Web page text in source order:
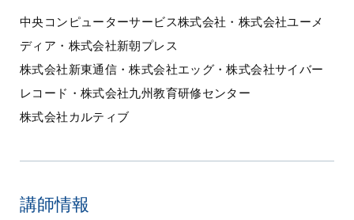
中央コンピューターサービス株式会社・株式会社ユーメ
ディア・株式会社新朝プレス
株式会社新東通信・株式会社エッグ・株式会社サイバー
レコード・株式会社九州教育研修センター
株式会社カルティブ
講師情報